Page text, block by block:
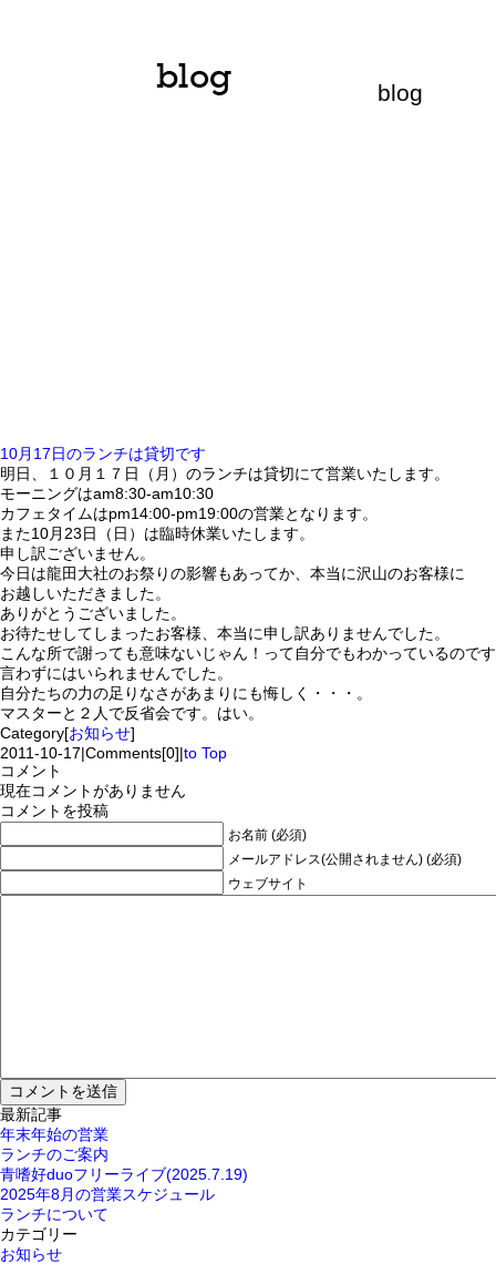
blog
10月17日のランチは貸切です
明日、１０月１７日（月）のランチは貸切にて営業いたします。
モーニングはam8:30-am10:30
カフェタイムはpm14:00-pm19:00の営業となります。
また10月23日（日）は臨時休業いたします。
申し訳ございません。
今日は龍田大社のお祭りの影響もあってか、本当に沢山のお客様に
お越しいただきました。
ありがとうございました。
お待たせしてしまったお客様、本当に申し訳ありませんでした。
こんな所で謝っても意味ないじゃん！って自分でもわかっているので
言わずにはいられませんでした。
自分たちの力の足りなさがあまりにも悔しく・・・。
マスターと２人で反省会です。はい。
Category[お知らせ]
2011-10-17|Comments[0]|to Top
コメント
現在コメントがありません
コメントを投稿
お名前 (必須)
メールアドレス(公開されません) (必須)
ウェブサイト
最新記事
年末年始の営業
ランチのご案内
青嗜好duoフリーライブ(2025.7.19)
2025年8月の営業スケジュール
ランチについて
カテゴリー
お知らせ